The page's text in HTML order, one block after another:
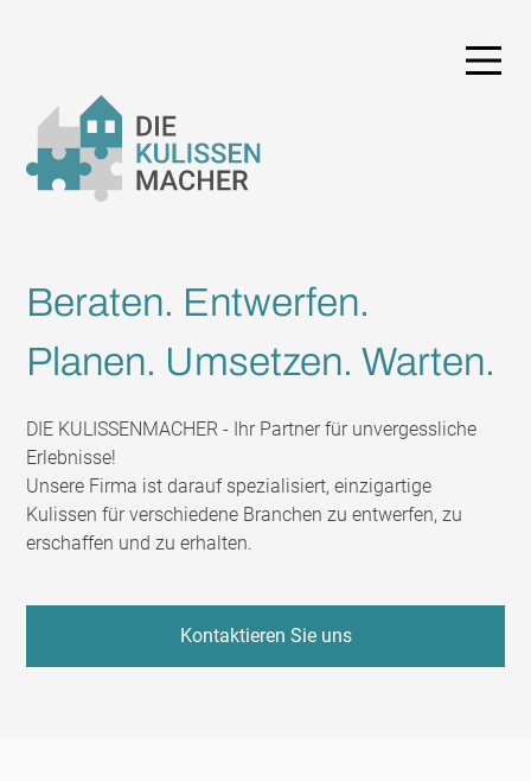
Beraten. Entwerfen.
Planen. Umsetzen. Warten.
DIE KULISSENMACHER - Ihr Partner für unvergessliche
Erlebnisse!
Unsere Firma ist darauf spezialisiert, einzigartige
Kulissen für verschiedene Branchen zu entwerfen, zu
erschaffen und zu erhalten.
Kontaktieren Sie uns